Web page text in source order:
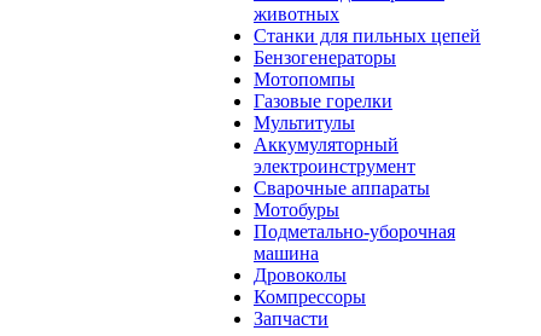
животных
Станки для пильных цепей
Бензогенераторы
Мотопомпы
Газовые горелки
Мультитулы
Аккумуляторный
электроинструмент
Сварочные аппараты
Мотобуры
Подметально-уборочная
машина
Дровоколы
Компрессоры
Запчасти